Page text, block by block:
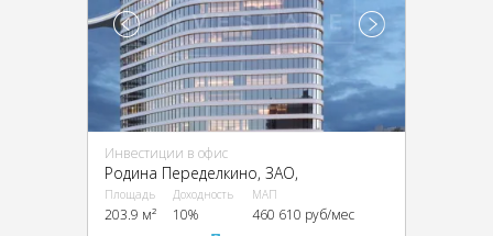
Инвестиции в офис
Родина Переделкино, ЗАО,
Площадь
203.9 м²
Доходность
10%
МАП
460 610 руб/мес